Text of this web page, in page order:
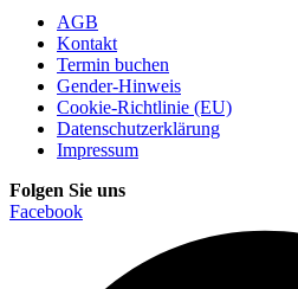
AGB
Kontakt
Termin buchen
Gender-Hinweis
Cookie-Richtlinie (EU)
Datenschutzerklärung
Impressum
Folgen Sie uns
Facebook